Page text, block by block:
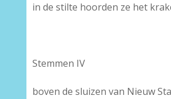
in de stilte hoorden ze het
Stemmen IV
boven de sluizen van Nieuw